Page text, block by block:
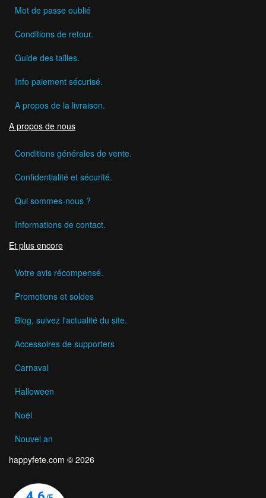
Mot de passe oublié
Conditions de retour.
Guide des tailles.
Info paiement sécurisé.
A propos de la livraison.
A propos de nous
Conditions générales de vente.
Confidentialité et sécurité.
Qui sommes-nous ?
Informations de contact.
Et plus encore
Votre avis récompensé.
Promotions et soldes
Blog, suivez l'actualité du site.
Accessoires de supporters
Carnaval
Halloween
Noël
Nouvel an
happyfete.com © 2026